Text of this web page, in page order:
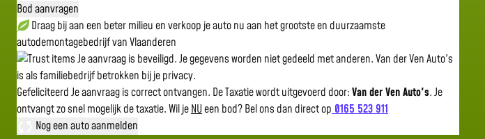
Bod aanvragen
Draag bij aan een beter milieu en verkoop je auto nu aan het grootste en duurzaamste
autodemontagebedrijf van Vlaanderen
Je aanvraag is beveiligd. Je gegevens worden niet gedeeld met anderen. Van der Ven Auto's
is als familiebedrijf betrokken bij je privacy.
GefeliciteerdJe aanvraag is correct ontvangen. De Taxatie wordt uitgevoerd door:Van der Ven Auto's.Je
ontvangt zo snel mogelijk de taxatie.Wil jeNUeen bod? Bel ons dan direct op 0165 523 911
Nog een auto aanmelden